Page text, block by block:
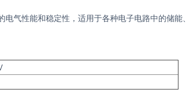
电气性能和稳定性，适用于各种电子电路中的储能